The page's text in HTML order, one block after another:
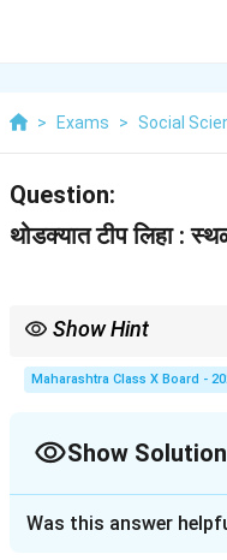
> Exams > Social
Question:
थोडक्यात टीप लिहा :
Show Hint
Maharashtra Class X Board -
Show Solution
Was this answer